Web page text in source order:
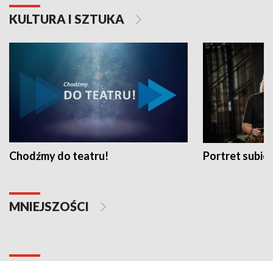
KULTURA I SZTUKA
Chodźmy do teatru! Portret
MNIEJSZOŚCI